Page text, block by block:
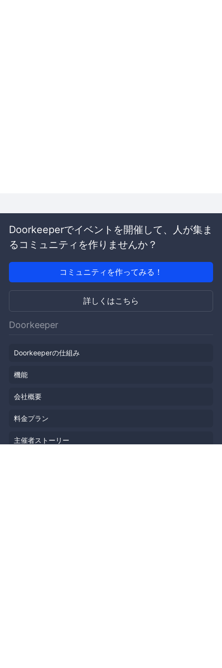
Doorkeeperでイベントを開催して、人が集ま
るコミュニティを作りませんか？
コミュニティを作ってみる！
詳しくはこちら
Doorkeeper
Doorkeeperの仕組み
機能
会社概要
料金プラン
主催者ストーリー